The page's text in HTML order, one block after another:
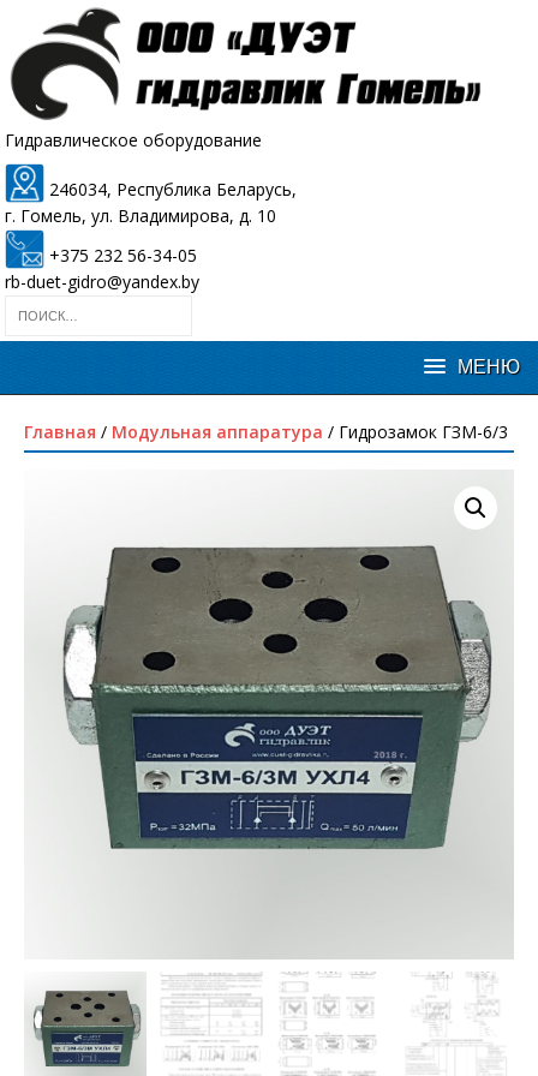
Гидравлическое оборудование
246034, Республика Беларусь,
г. Гомель, ул. Владимирова, д. 10
+375 232 56-34-05
rb-duet-gidro@yandex.by
Главная / Модульная аппаратура / Гидрозамок ГЗМ-6/3